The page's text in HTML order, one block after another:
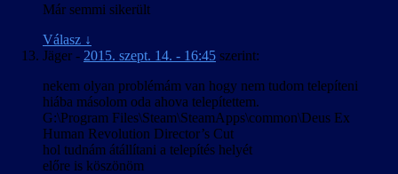
Már semmi sikerült
Válasz ↓
Jäger - 2015. szept. 14. - 16:45 szerint:
nekem olyan problémám van hogy nem tudom telepíteni
hiába másolom oda ahova telepítettem.
G:\Program Files\Steam\SteamApps\common\Deus Ex
Human Revolution Director’s Cut
hol tudnám átállítani a telepítés helyét
előre is köszönöm